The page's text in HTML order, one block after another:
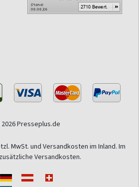
Presseplus.de
MwSt. und Versandkosten im Inland. Im
Versandkosten.